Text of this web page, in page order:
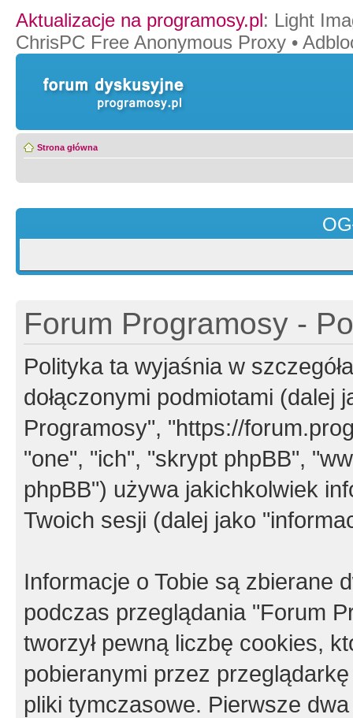
Aktualizacje na programosy.pl: Light
ChrisPC Free Anonymous Proxy •
Strona główna
Forum Programosy -
Polityka ta wyjaśnia w
dołączonymi podmiotami (dalej
Programosy", "https://
"one", "ich", "skrypt phpBB",
phpBB") używa jakichkolwiek
Twoich sesji (dalej jako
Informacje o Tobie są zbierane
podczas przeglądania "Forum
tworzył pewną liczbę cookies,
pobieranymi przez
pliki tymczasowe. Pierwsze